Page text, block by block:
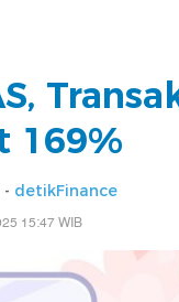
169%
detikFinance
15:47 WIB